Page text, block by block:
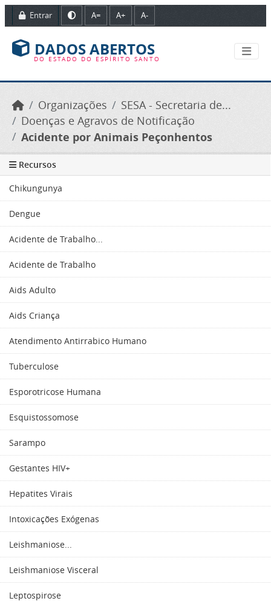
Ir para o conteúdo principal
Entrar A= A+ A-
DADOS ABERTOS
DO ESTADO DO ESPÍRITO SANTO
Organizações
SESA - Secretaria de...
Doenças e Agravos de Notificação
Acidente por Animais Peçonhentos
Recursos
Chikungunya
Dengue
Acidente de Trabalho...
Acidente de Trabalho
Aids Adulto
Aids Criança
Atendimento Antirrabico Humano
Tuberculose
Esporotricose Humana
Esquistossomose
Sarampo
Gestantes HIV+
Hepatites Virais
Intoxicações Exógenas
Leishmaniose...
Leishmaniose Visceral
Leptospirose